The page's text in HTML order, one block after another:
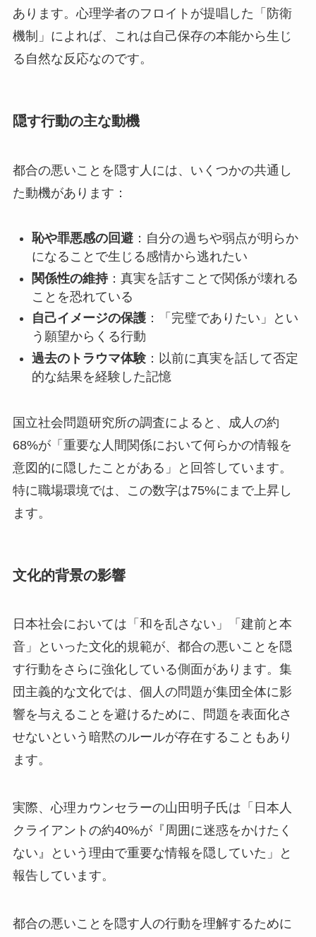
あります。心理学者のフロイトが提唱した「防衛
機制」によれば、これは自己保存の本能から生じ
る自然な反応なのです。
隠す行動の主な動機
都合の悪いことを隠す人には、いくつかの共通し
た動機があります：
恥や罪悪感の回避：自分の過ちや弱点が明らか
になることで生じる感情から逃れたい
関係性の維持：真実を話すことで関係が壊れる
ことを恐れている
自己イメージの保護：「完璧でありたい」とい
う願望からくる行動
過去のトラウマ体験：以前に真実を話して否定
的な結果を経験した記憶
国立社会問題研究所の調査によると、成人の約
68%が「重要な人間関係において何らかの情報を
意図的に隠したことがある」と回答しています。
特に職場環境では、この数字は75%にまで上昇し
ます。
文化的背景の影響
日本社会においては「和を乱さない」「建前と本
音」といった文化的規範が、都合の悪いことを隠
す行動をさらに強化している側面があります。集
団主義的な文化では、個人の問題が集団全体に影
響を与えることを避けるために、問題を表面化さ
せないという暗黙のルールが存在することもあり
ます。
実際、心理カウンセラーの山田明子氏は「日本人
クライアントの約40%が『周囲に迷惑をかけたく
ない』という理由で重要な情報を隠していた」と
報告しています。
都合の悪いことを隠す人の行動を理解するために